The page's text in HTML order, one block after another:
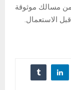
من مسالك موثوقة
الاستعمال.